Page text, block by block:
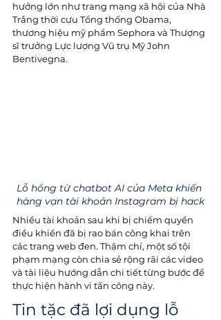
hưởng lớn như trang mạng xã hội của Nhà
Trắng thời cựu Tổng thống Obama,
thương hiệu mỹ phẩm Sephora và Thượng
sĩ trưởng Lực lượng Vũ trụ Mỹ John
Bentivegna.
Lỗ hổng từ chatbot AI của Meta khiến
hàng vạn tài khoản Instagram bị hack
Nhiều tài khoản sau khi bị chiếm quyền
điều khiển đã bị rao bán công khai trên
các trang web đen. Thậm chí, một số tội
phạm mạng còn chia sẻ rộng rãi các video
và tài liệu hướng dẫn chi tiết từng bước để
thực hiện hành vi tấn công này.
Tin tặc đã lợi dụng lỗ